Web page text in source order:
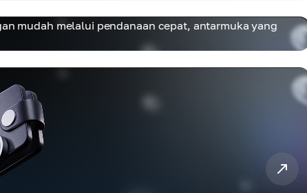
mudah melalui pendanaan cepat, antarmuka yang